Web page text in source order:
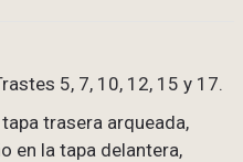
5, 7, 10, 12, 15 y 17.
tapa trasera arqueada,
en la tapa delantera,